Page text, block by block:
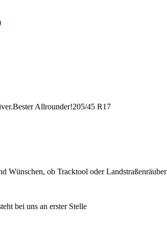
Allrounder!205/45 R17
Wünschen, ob Tracktool oder Landstraßenräuber
bei uns an erster Stelle